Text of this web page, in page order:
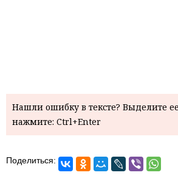
Нашли ошибку в тексте? Выделите
нажмите: Ctrl+Enter
Поделиться: